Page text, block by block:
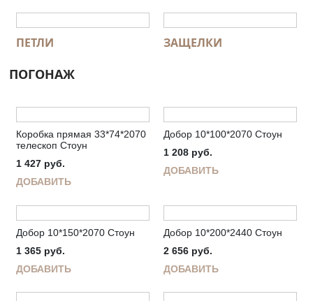
ПЕТЛИ ЗАЩЕЛКИ
ПОГОНАЖ
Коробка прямая 33*74*2070
телескоп Стоун
1 427 руб.
ДОБАВИТЬ
Добор 10*100*2070 Стоун
1 208 руб.
ДОБАВИТЬ
Добор 10*150*2070 Стоун
1 365 руб.
ДОБАВИТЬ
Добор 10*200*2440 Стоун
2 656 руб.
ДОБАВИТЬ